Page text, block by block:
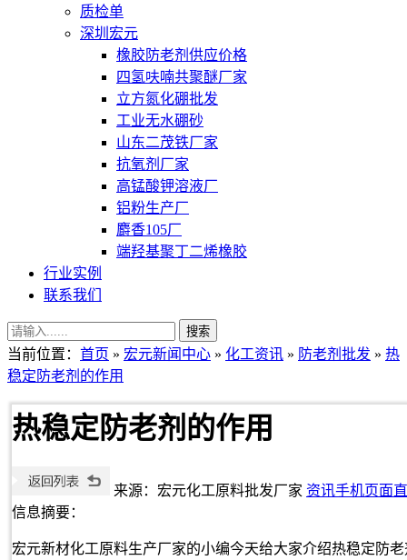
质检单
深圳宏元
橡胶防老剂供应价格
四氢呋喃共聚醚厂家
立方氮化硼批发
工业无水硼砂
山东二茂铁厂家
抗氧剂厂家
高锰酸钾溶液厂
铝粉生产厂
麝香105厂
端羟基聚丁二烯橡胶
行业实例
联系我们
当前位置： 首页 » 宏元新闻中心 » 化工资讯 » 防老剂批发 » 热
稳定防老剂的作用
热稳定防老剂的作用
来源：宏元化工原料批发厂家 资讯手机页面
信息摘要：
宏元新材化工原料生产厂家的小编今天给大家介绍热稳定防